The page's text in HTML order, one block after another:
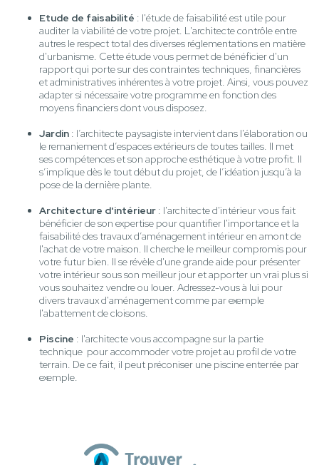
Etude de faisabilité : l'étude de faisabilité est utile pour
auditer la viabilité de votre projet. L'architecte contrôle entre
autres le respect total des diverses réglementations en matière
d'urbanisme. Cette étude vous permet de bénéficier d'un
rapport qui porte sur des contraintes techniques, financières
et administratives inhérentes à votre projet. Ainsi, vous pouvez
adapter si nécessaire votre programme en fonction des
moyens financiers dont vous disposez.
Jardin : l’architecte paysagiste intervient dans l'élaboration ou
le remaniement d’espaces extérieurs de toutes tailles. Il met
ses compétences et son approche esthétique à votre profit. Il
s’implique dès le tout début du projet, de l’idéation jusqu’à la
pose de la dernière plante.
Architecture d'intérieur : l'architecte d'intérieur vous fait
bénéficier de son expertise pour quantifier l'importance et la
faisabilité des travaux d’aménagement intérieur en amont de
l'achat de votre maison. Il cherche le meilleur compromis pour
votre futur bien. Il se révèle d'une grande aide pour présenter
votre intérieur sous son meilleur jour et apporter un vrai plus si
vous souhaitez vendre ou louer. Adressez-vous à lui pour
divers travaux d'aménagement comme par exemple
l'abattement de cloisons.
Piscine : l'architecte vous accompagne sur la partie
technique pour accommoder votre projet au profil de votre
terrain. De ce fait, il peut préconiser une piscine enterrée par
exemple.